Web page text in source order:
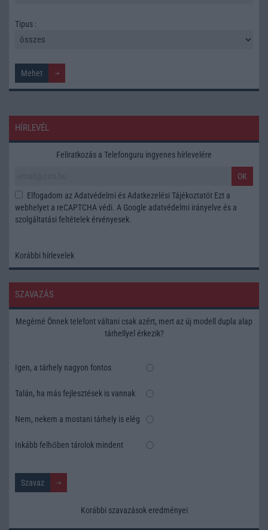
Tipus :
HÍRLEVÉL
Feliratkozás a Telefonguru ingyenes hírlevelére
OK
Elfogadom azAdatvédelmi és Adatkezelési Tájékoztatót Ezt a
webhelyet a reCAPTCHA védi. A Google adatvédelmi irányelve és a
szolgáltatási feltételek érvényesek.
Korábbi hírlevelek
SZAVAZÁS
Megérné Önnek telefont váltani csak azért, mert az új modell dupla alap
tárhellyel érkezik?
Igen, a tárhely nagyon fontos
Talán, ha más fejlesztések is vannak
Nem, nekem a mostani tárhely is elég
Inkább felhőben tárolok mindent
Korábbi szavazások eredményei